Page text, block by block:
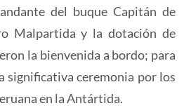
del buque Capitán de
Malpartida y la dotación de
la bienvenida a bordo; para
significativa ceremonia por los
en la Antártida.